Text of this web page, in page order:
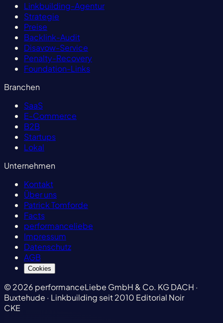
Linkbuilding-Agentur
Strategie
Preise
Backlink-Audit
Disavow-Service
Penalty-Recovery
Foundation-Links
Branchen
SaaS
E-Commerce
B2B
Startups
Lokal
Unternehmen
Kontakt
Über uns
Patrick Tomforde
Facts
performanceliebe
Impressum
Datenschutz
AGB
Cookies
© 2026 performanceLiebe GmbH & Co. KGDACH ·
Buxtehude · Linkbuilding seit 2010 Editorial Noir
CKE